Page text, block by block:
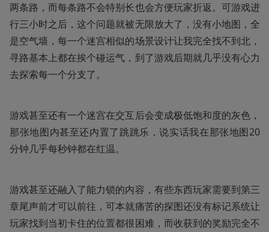
两条路，而每条路不会特别长也会方便玩家折返。可游戏进
行三小时之后，这个问题就被无限放大了，没有小地图，全
是空气墙，每一个迷宫相似的场景设计让我完全找不到北，
寻路基本上都在挨个碰运气，到了游戏后期就几乎没有心力
去探索每一个分支了。
游戏甚至还有一个迷宫在交互后会变成极低饱和度的灰色，
那张地图内甚至还内置了跳跳乐，说实话我在那张地图20
分钟几乎每秒钟都在红温。
游戏甚至还融入了能力锁的内容，有些东西玩家需要到第三
章尾声前才可以前往，可本就痛苦的探图还没有标记系统让
玩家找到当初卡住的位置都很困难，而收获到的奖励完全不